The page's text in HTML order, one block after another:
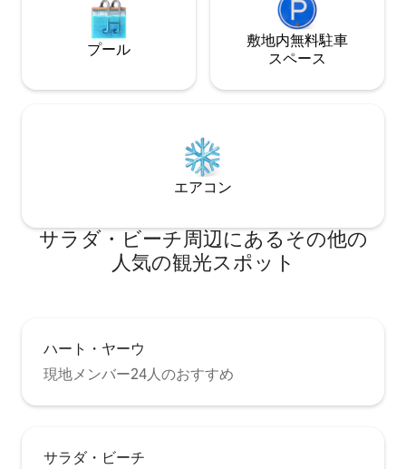
プール
敷地内無料駐⁠車
ス⁠ペ⁠ー⁠ス
エアコン
サラダ・ビーチ⁠周⁠辺⁠に⁠あ⁠るそ⁠の⁠他⁠の
人⁠気⁠の観⁠光⁠ス⁠ポ⁠ッ⁠ト
ハート・ヤーウ
現地メンバー24人のおすすめ
サラダ・ビーチ